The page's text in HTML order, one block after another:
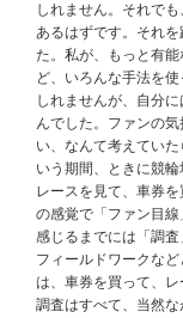
しれません。それで
あるはずです。それ
た。私が、もっと有
ど、いろんな手法を
しれませんが、自分
んでした。ファンの
い、なんて考えてい
いう期間、ときに競
レースを見て、車券
の感覚で「ファン目
感じるまでには「調査
フィールドワークな
は、車券を買って、
調査はすべて、当然な